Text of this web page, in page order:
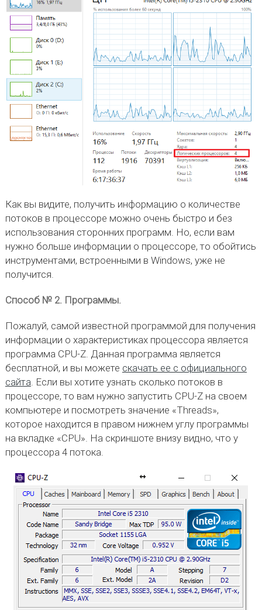
Как вы видите, получить информацию о количестве
потоков в процессоре можно очень быстро и без
использования сторонних программ. Но, если вам
нужно больше информации о процессоре, то обойтись
инструментами, встроенными в Windows, уже не
получится.
Способ № 2. Программы.
Пожалуй, самой известной программой для получения
информации о характеристиках процессора является
программа CPU-Z. Данная программа является
бесплатной, и вы можете скачать ее с официального
сайта. Если вы хотите узнать сколько потоков в
процессоре, то вам нужно запустить CPU-Z на своем
компьютере и посмотреть значение «Threads»,
которое находится в правом нижнем углу программы
на вкладке «CPU». На скриншоте внизу видно, что у
процессора 4 потока.